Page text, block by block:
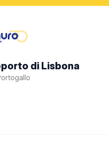
di Lisbona